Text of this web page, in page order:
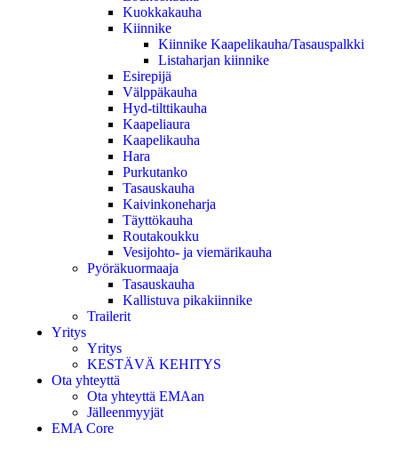
Kuokkakauha
Kiinnike
Kiinnike Kaapelikauha/Tasauspalkki
Listaharjan kiinnike
Esirepijä
Välppäkauha
Hyd-tilttikauha
Kaapeliaura
Kaapelikauha
Hara
Purkutanko
Tasauskauha
Kaivinkoneharja
Täyttökauha
Routakoukku
Vesijohto- ja viemärikauha
Pyöräkuormaaja
Tasauskauha
Kallistuva pikakiinnike
Trailerit
Yritys
Yritys
KESTÄVÄ KEHITYS
Ota yhteyttä
Ota yhteyttä EMAan
Jälleenmyyjät
EMA Core